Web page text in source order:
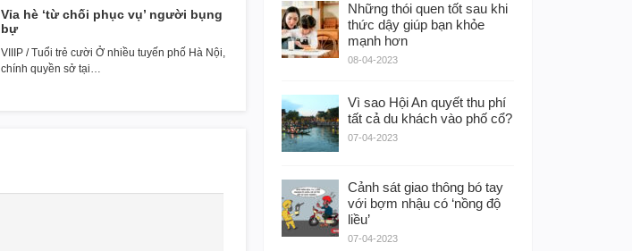
Vỉa hè ‘từ chối phục vụ’ người bụng
bự
VIIIP / Tuổi trẻ cười Ở nhiều tuyến phố Hà Nội,
chính quyền sở tại…
Những thói quen tốt sau khi
thức dậy giúp bạn khỏe
mạnh hơn
08-04-2023
Vì sao Hội An quyết thu phí
tất cả du khách vào phố cổ?
07-04-2023
Cảnh sát giao thông bó tay
với bợm nhậu có ‘nồng độ
liều’
07-04-2023